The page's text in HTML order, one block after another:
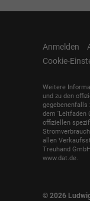
Anmelden
Cookie-
Weitere
und zu den
gegebenenfalls
dem 'Leitfaden
offiziellen
allen
Treuhand
www.dat.de.
© 2026